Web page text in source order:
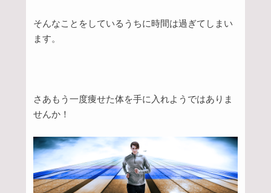
そんなことをしているうちに時間は過ぎてしまい
ます。
さあもう一度痩せた体を手に入れようではありま
せんか！